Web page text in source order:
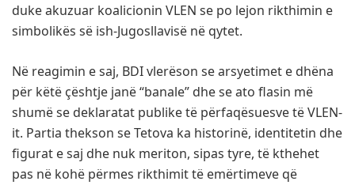
duke akuzuar koalicionin VLEN se po lejon rikthimin e
simbolikës së ish-Jugosllavisë në qytet.
Në reagimin e saj, BDI vlerëson se arsyetimet e dhëna
për këtë çështje janë “banale” dhe se ato flasin më
shumë se deklaratat publike të përfaqësuesve të VLEN-
it. Partia thekson se Tetova ka historinë, identitetin dhe
figurat e saj dhe nuk meriton, sipas tyre, të kthehet
pas në kohë përmes rikthimit të emërtimeve që